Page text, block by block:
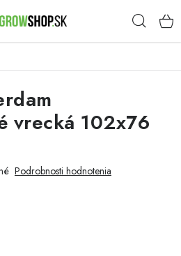
vrecká 102x76
Podrobnosti hodnotenia